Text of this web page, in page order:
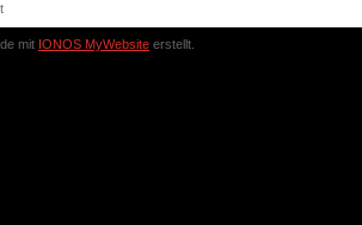
mit IONOS MyWebsite erstellt.